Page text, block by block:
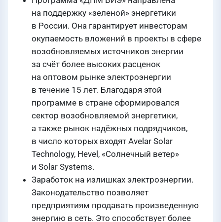
на поддержку «зеленой» энергетики
в России. Она гарантирует инвесторам
окупаемость вложений в проекты в сфере
возобновляемых источников энергии
за счёт более высоких расценок
на оптовом рынке электроэнергии
в течение 15 лет. Благодаря этой
программе в стране сформировался
сектор возобновляемой энергетики,
а также рынок надёжных подрядчиков,
в число которых входят Avelar Solar
Technology, Hevel, «Солнечный ветер»
и Solar Systems.
Заработок на излишках электроэнергии.
Законодательство позволяет
предприятиям продавать произведенную
энергию в сеть. Это способствует более